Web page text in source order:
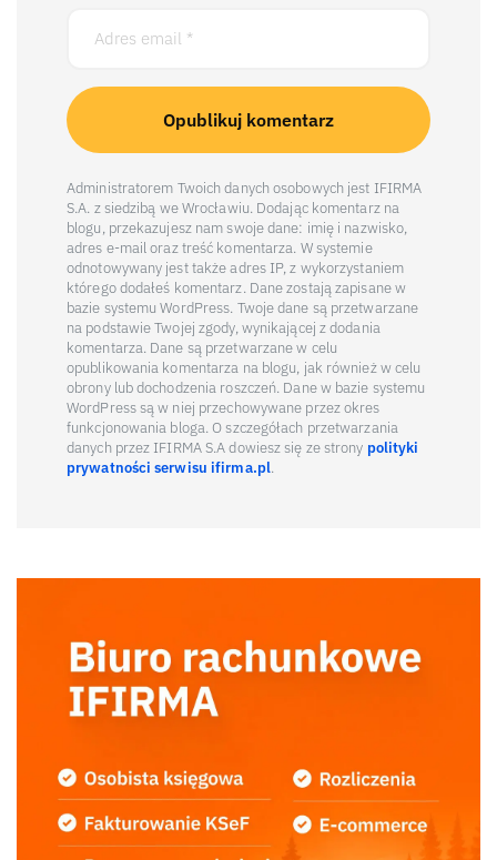
Administratorem Twoich danych osobowych jest IFIRMA
S.A. z siedzibą we Wrocławiu. Dodając komentarz na
blogu, przekazujesz nam swoje dane: imię i nazwisko,
adres e-mail oraz treść komentarza. W systemie
odnotowywany jest także adres IP, z wykorzystaniem
którego dodałeś komentarz. Dane zostają zapisane w
bazie systemu WordPress. Twoje dane są przetwarzane
na podstawie Twojej zgody, wynikającej z dodania
komentarza. Dane są przetwarzane w celu
opublikowania komentarza na blogu, jak również w celu
obrony lub dochodzenia roszczeń. Dane w bazie systemu
WordPress są w niej przechowywane przez okres
funkcjonowania bloga. O szczegółach przetwarzania
danych przez IFIRMA S.A dowiesz się ze strony polityki
prywatności serwisu ifirma.pl.